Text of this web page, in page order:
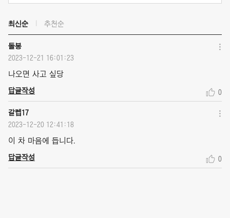
최신순 추천순
돌봉
2023-12-21 16:01:23
나오면 사고 싶당
답글작성 0
갈렙17
2023-12-20 12:41:18
이 차 마음에 듭니다.
답글작성 0